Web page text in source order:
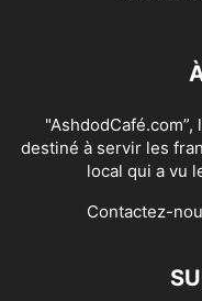
destiné à servir les
local qui a vu
Contactez-